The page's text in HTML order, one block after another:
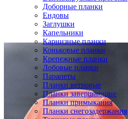
Доборные планки
Ендовы
Заглушки
Капельники
Карнизные планки
Коньковые планки
Крепежные планки
Лобовые планки
Парапеты
Планки ветровые
Планки завершающие
Планки примыкания
Планки снегозадержания